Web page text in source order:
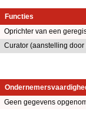
Functies
Oprichter van een
Curator (aanstelling
Geen gegevens